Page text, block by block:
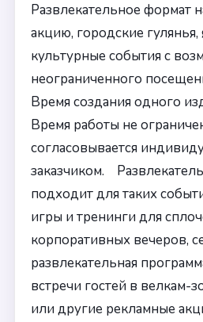
Развлекательное формат
акцию, городские
культурные события с
неограниченного
Время создания одного
Время работы не
согласовывается
заказчиком.
подходит для таких
игры и тренинги для
корпоративных вечеров,
развлекательная
встречи гостей в велкам-
или другие рекламные